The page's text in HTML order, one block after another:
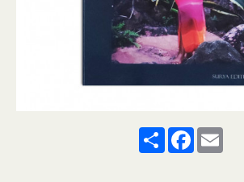
ShareFacebook
Email